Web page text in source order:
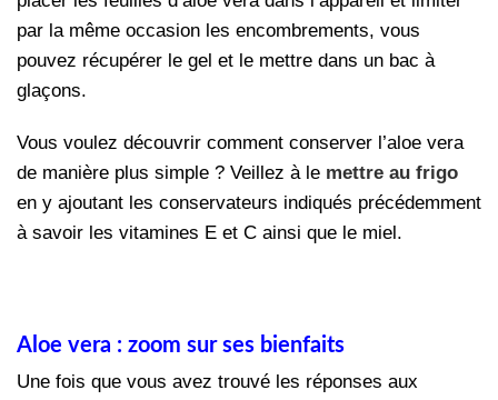
par la même occasion les encombrements, vous
pouvez récupérer le gel et le mettre dans un bac à
glaçons.
Vous voulez découvrir comment conserver l’aloe vera
de manière plus simple ? Veillez à le mettre au frigo
en y ajoutant les conservateurs indiqués précédemment
à savoir les vitamines E et C ainsi que le miel.
Aloe vera : zoom sur ses bienfaits
Une fois que vous avez trouvé les réponses aux